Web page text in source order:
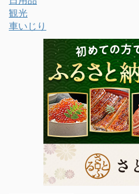
観光
車いじり